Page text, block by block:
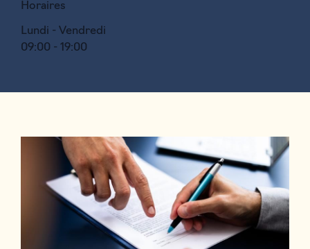
Horaires
Lundi - Vendredi
09:00 - 19:00